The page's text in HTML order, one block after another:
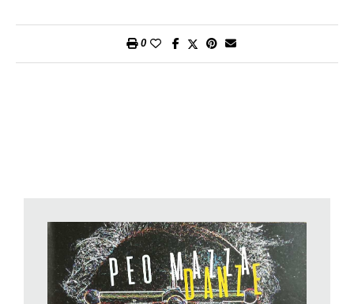
trovare un artista altrettanto mite eunderstated
piccolo avevo questa predisposizione per la musica. Mi
piaceva molto. Ricordo che andavo a letto la sera e mi
costruivo nella testa delle composizioni musicali complesse,
quasi sinfoniche, fatte di collage di vari stili. Dopo tanti anni ho
0